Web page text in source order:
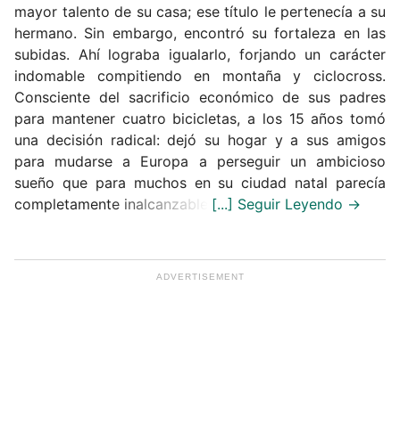
mayor talento de su casa; ese título le pertenecía a su
hermano. Sin embargo, encontró su fortaleza en las
subidas. Ahí lograba igualarlo, forjando un carácter
indomable compitiendo en montaña y ciclocross.
Consciente del sacrificio económico de sus padres
para mantener cuatro bicicletas, a los 15 años tomó
una decisión radical: dejó su hogar y a sus amigos
para mudarse a Europa a perseguir un ambicioso
sueño que para muchos en su ciudad natal parecía
completamente inalcanzable.